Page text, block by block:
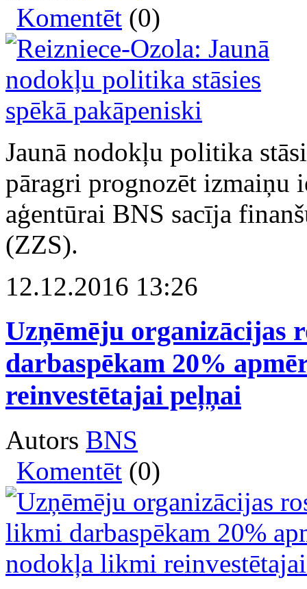
Komentēt (0)
Jaunā nodokļu politika
pāragri prognozēt izmaiņu
aģentūrai BNS sacīja
(ZZS).
12.12.2016 13:26
Uzņēmēju organizācijas
darbaspēkam 20%
reinvestētajai peļņai
Autors BNS
Komentēt (0)